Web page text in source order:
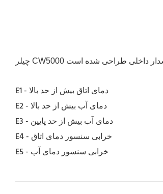
E1 - دمای اتاق بیش از حد بالا
E2 - دمای آب بیش از حد بالا
E3 - دمای آب بیش از حد پایین
E4 - خرابی سنسور دمای اتاق
E5 - خرابی سنسور دمای آب